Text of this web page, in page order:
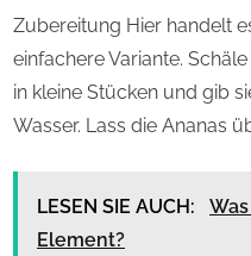
Zubereitung Hier handelt
einfachere Variante.
in kleine Stücken und gib
Wasser. Lass die Ananas
LESEN SIE AUCH:
Element?